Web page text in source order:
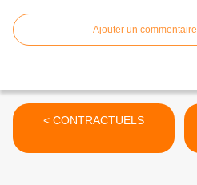
Ajouter un commentaire
< CONTRACTUELS